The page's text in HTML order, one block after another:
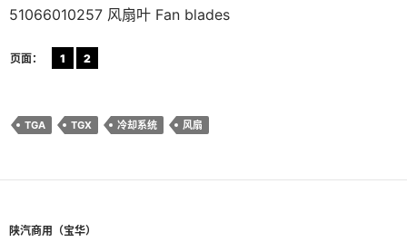
51066010257 风扇叶 Fan blades
页面： 1 2
TGA TGX 冷却系统 风扇
陕汽商用（宝华）